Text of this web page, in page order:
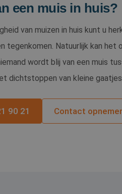
een muis in huis?
van muizen in huis kunt u
tegenkomen. Natuurlijk kan het
wordt blij van een muis
dichtstoppen van kleine
90 21 Contact